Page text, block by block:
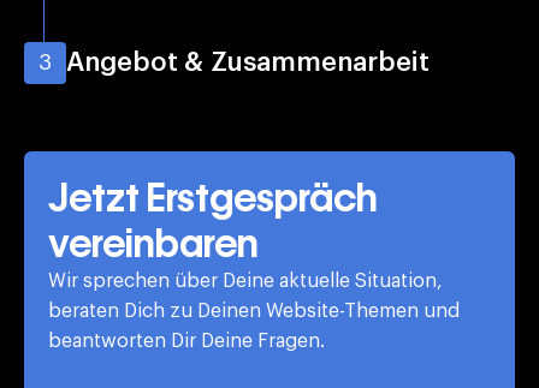
3 Angebot & Zusammenarbeit
Jetzt Erstgespräch
vereinbaren
Wir sprechen über Deine aktuelle Situation,
beraten Dich zu Deinen Website-Themen und
beantworten Dir Deine Fragen.